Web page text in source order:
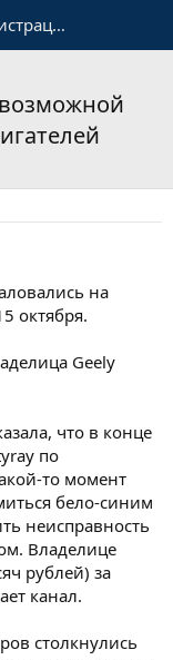
Регистрация
на
октября.
Geely
что в конце
по
то момент
бело-синим
неисправность
Владелице
рублей) за
канал.
столкнулись